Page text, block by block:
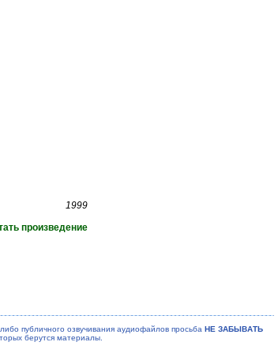
1999
произведение
публичного озвучивания аудиофайлов просьба НЕ ЗАБЫВАТЬ
берутся материалы.